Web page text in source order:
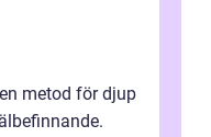
metod för djup